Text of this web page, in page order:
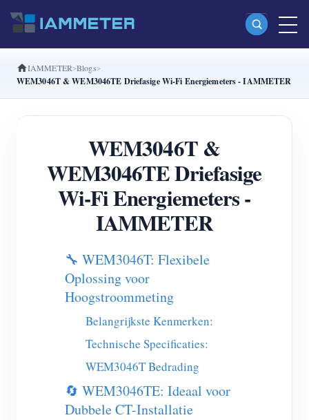
Producten
Driefasige Wi-Fi-energiemeter (WEM3080T)
Driefasige Wi-Fi-energiemeter (WEM3046T)
Driefasige Wi-Fi-energiemeter (WEM3050T)
IAMMETER Cloud Pro
Self-hostingservice
EV-lader
IAMMETER-simulator
Virtuele meter
Energievoorspellings- en simulatiesysteem
IAMMETER Blogs
WEM3046T & WEM3046TE Driefasige Wi-Fi Energiemeters - IAMMETER
WEM3046T &
WEM3046TE Driefasige
Wi-Fi Energiemeters -
IAMMETER
🔧 WEM3046T: Flexibele
Oplossing voor
Hoogstroommeting
Belangrijkste Kenmerken:
Technische Specificaties:
WEM3046T Bedrading
🔄 WEM3046TE: Ideaal voor
Dubbele CT-Installatie